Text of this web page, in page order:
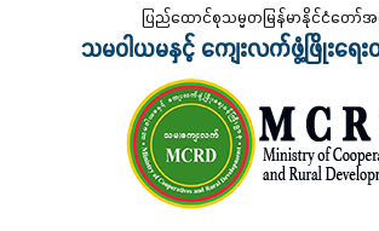
ပြည်ထောင်စုသမ္မတမြန်မာနိုင်ငံတော်အ
သမဝါယမနှင့် ကျေးလက်ဖွံ့ဖြိုးရေးဝ